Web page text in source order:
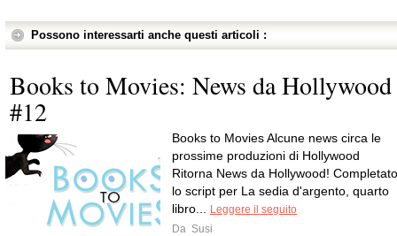
Possono interessarti anche questi articoli :
Books to Movies: News da Hollywood
#12
Books to Movies Alcune news circa le
prossime produzioni di Hollywood
Ritorna News da Hollywood! Completato
lo script per La sedia d'argento, quarto
libro...
Leggere il seguito
Da Susi